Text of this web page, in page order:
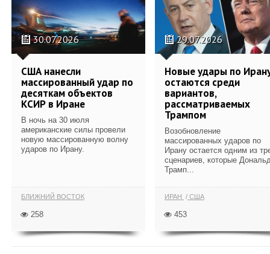
30.07.2026
США нанесли
массированный удар по
десяткам объектов
КСИР в Иране
В ночь на 30 июля
американские силы провели
новую массированную волну
ударов по Ирану.
БЛИЖНИЙ ВОСТОК
258
29.07.2026
Новые удары по
остаются среди
вариантов,
рассматриваемых
Трампом
Возобновление
массированных ударов по
Ирану остается одним из
сценариев, которые
Трамп...
ИРАН США
453